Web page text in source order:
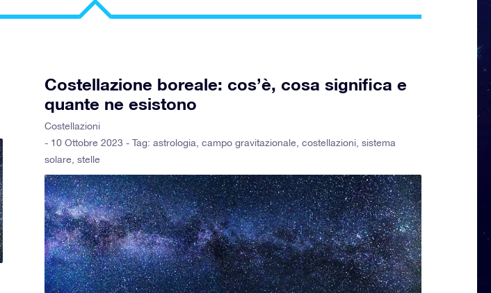
Costellazione boreale: cos’è, cosa significa e
quante ne esistono
Costellazioni
- 10 Ottobre 2023 - Tag: astrologia campo gravitazionale costellazioni sistema
solare stelle